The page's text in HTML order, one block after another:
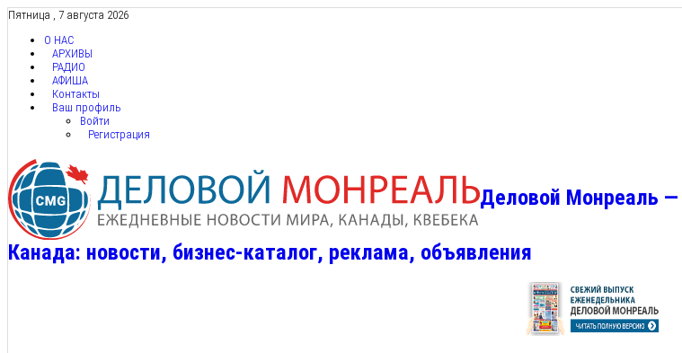
Пятница , 7 августа 2026
О НАС
АРХИВЫ
РАДИО
АФИША
Контакты
Ваш профиль
Войти
Регистрация
Деловой Монреаль
Канада: новости, бизнес-каталог, реклама, объявления